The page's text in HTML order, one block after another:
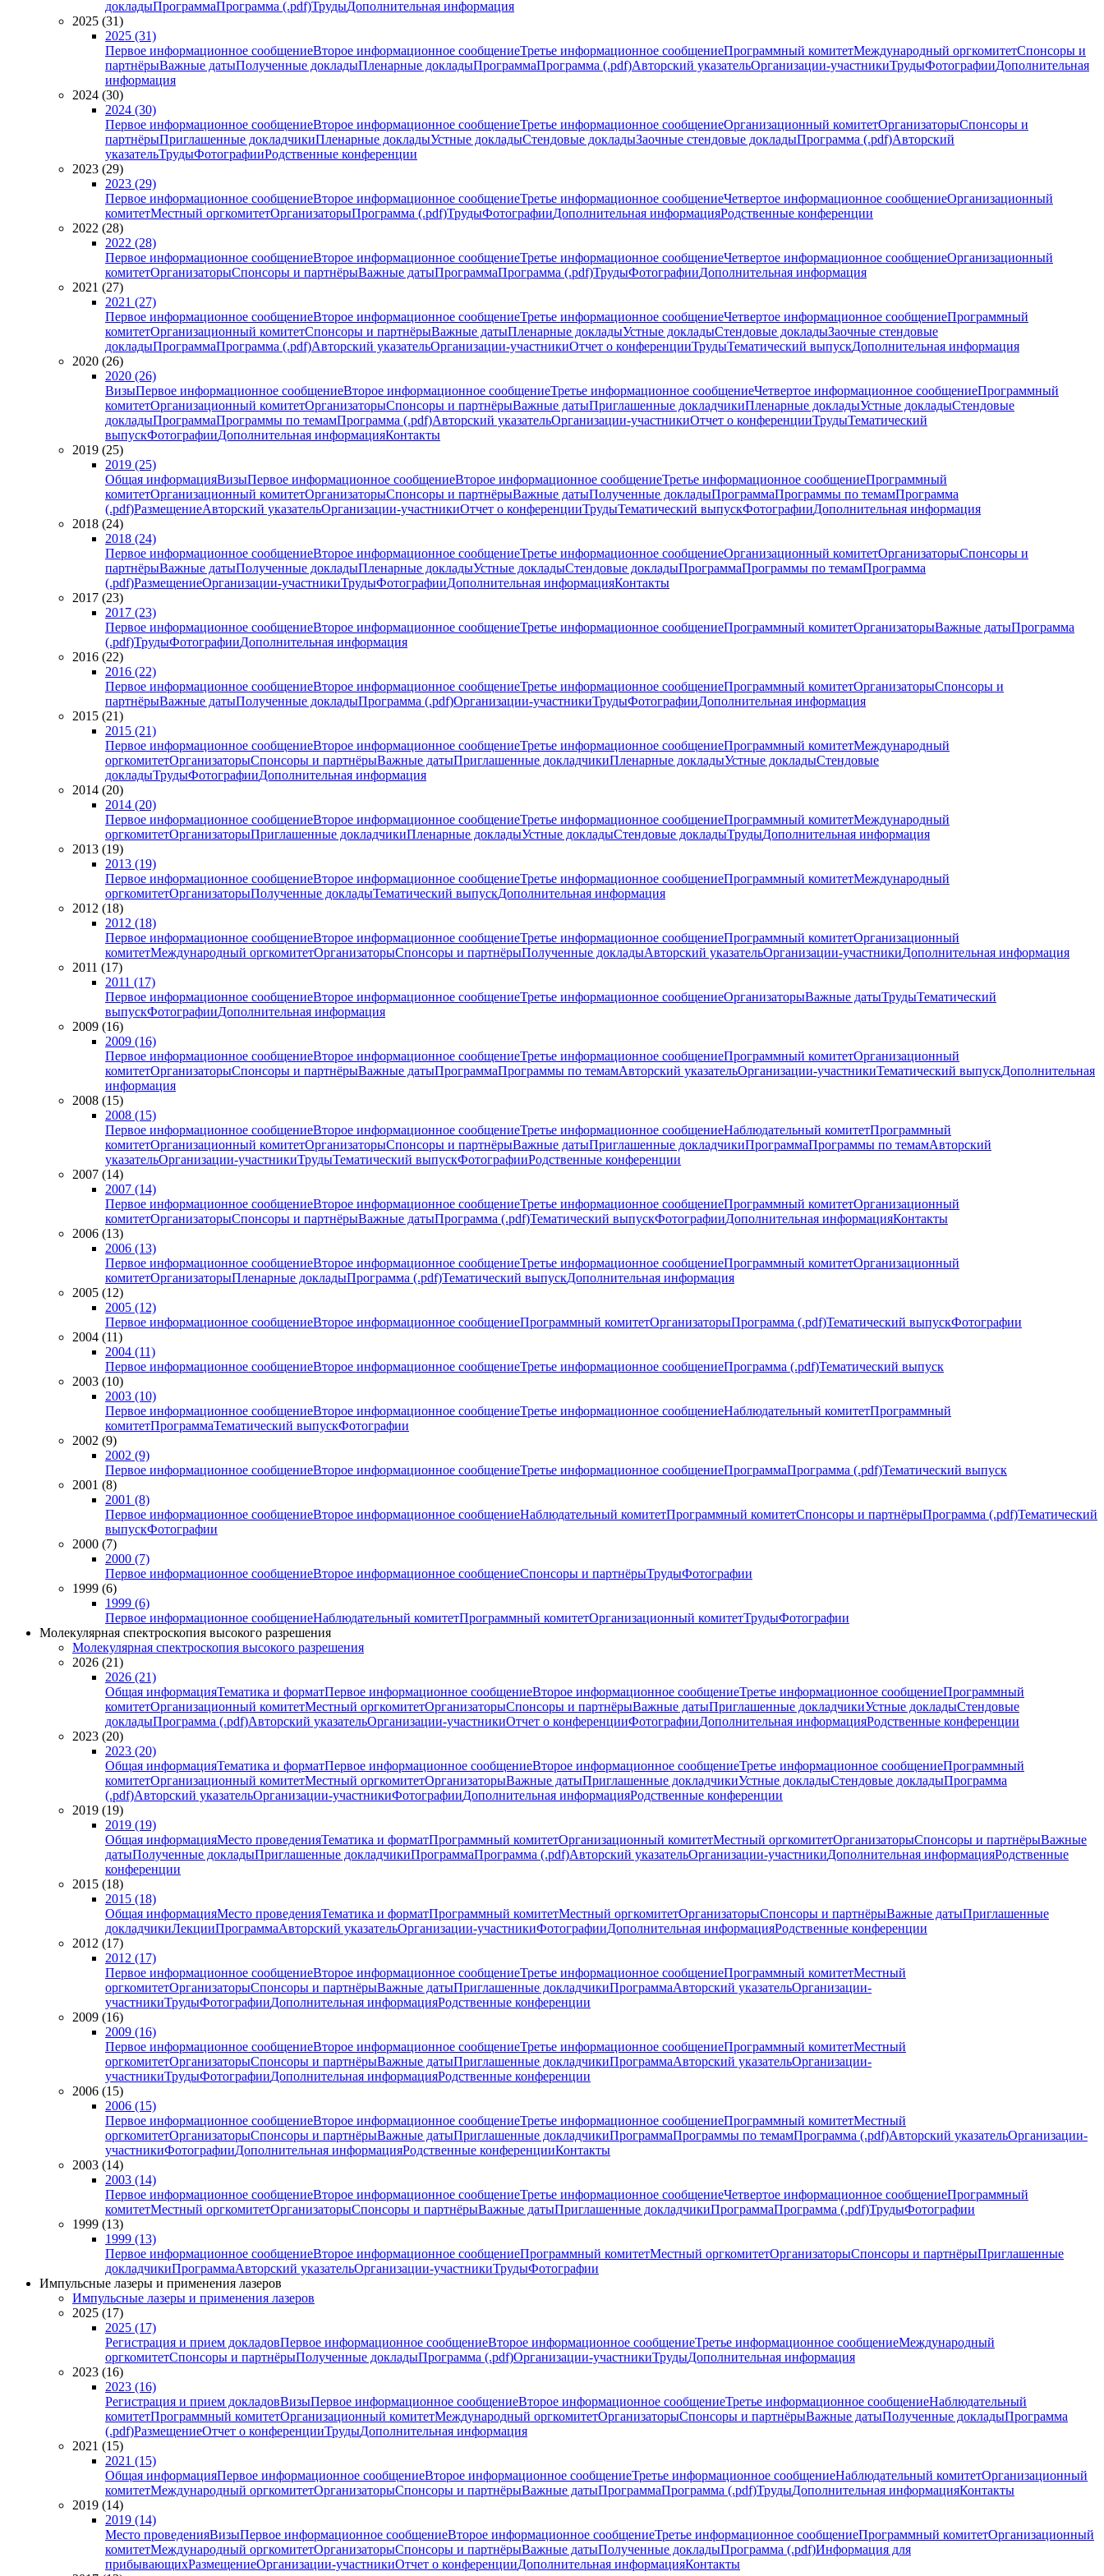
докладыПрограммаПрограмма (.pdf)ТрудыДополнительная информация
2025 (31)
2025 (31)
Первое информационное сообщениеВторое информационное сообщениеТретье информационное сообщениеПрограммный комитетМеждународный оргкомитетСпонсоры и
партнёрыВажные датыПолученные докладыПленарные докладыПрограммаПрограмма (.pdf)Авторский указательОрганизации-участникиТрудыФотографииДополнительная
информация
2024 (30)
2024 (30)
Первое информационное сообщениеВторое информационное сообщениеТретье информационное сообщениеОрганизационный комитетОрганизаторыСпонсоры и
партнёрыПриглашенные докладчикиПленарные докладыУстные докладыСтендовые докладыЗаочные стендовые докладыПрограмма (.pdf)Авторский
указательТрудыФотографииРодственные конференции
2023 (29)
2023 (29)
Первое информационное сообщениеВторое информационное сообщениеТретье информационное сообщениеЧетвертое информационное сообщениеОрганизационный
комитетМестный оргкомитетОрганизаторыПрограмма (.pdf)ТрудыФотографииДополнительная информацияРодственные конференции
2022 (28)
2022 (28)
Первое информационное сообщениеВторое информационное сообщениеТретье информационное сообщениеЧетвертое информационное сообщениеОрганизационный
комитетОрганизаторыСпонсоры и партнёрыВажные датыПрограммаПрограмма (.pdf)ТрудыФотографииДополнительная информация
2021 (27)
2021 (27)
Первое информационное сообщениеВторое информационное сообщениеТретье информационное сообщениеЧетвертое информационное сообщениеПрограммный
комитетОрганизационный комитетСпонсоры и партнёрыВажные датыПленарные докладыУстные докладыСтендовые докладыЗаочные стендовые
докладыПрограммаПрограмма (.pdf)Авторский указательОрганизации-участникиОтчет о конференцииТрудыТематический выпускДополнительная информация
2020 (26)
2020 (26)
ВизыПервое информационное сообщениеВторое информационное сообщениеТретье информационное сообщениеЧетвертое информационное сообщениеПрограммный
комитетОрганизационный комитетОрганизаторыСпонсоры и партнёрыВажные датыПриглашенные докладчикиПленарные докладыУстные докладыСтендовые
докладыПрограммаПрограммы по темамПрограмма (.pdf)Авторский указательОрганизации-участникиОтчет о конференцииТрудыТематический
выпускФотографииДополнительная информацияКонтакты
2019 (25)
2019 (25)
Общая информацияВизыПервое информационное сообщениеВторое информационное сообщениеТретье информационное сообщениеПрограммный
комитетОрганизационный комитетОрганизаторыСпонсоры и партнёрыВажные датыПолученные докладыПрограммаПрограммы по темамПрограмма
(.pdf)РазмещениеАвторский указательОрганизации-участникиОтчет о конференцииТрудыТематический выпускФотографииДополнительная информация
2018 (24)
2018 (24)
Первое информационное сообщениеВторое информационное сообщениеТретье информационное сообщениеОрганизационный комитетОрганизаторыСпонсоры и
партнёрыВажные датыПолученные докладыПленарные докладыУстные докладыСтендовые докладыПрограммаПрограммы по темамПрограмма
(.pdf)РазмещениеОрганизации-участникиТрудыФотографииДополнительная информацияКонтакты
2017 (23)
2017 (23)
Первое информационное сообщениеВторое информационное сообщениеТретье информационное сообщениеПрограммный комитетОрганизаторыВажные датыПрограмма
(.pdf)ТрудыФотографииДополнительная информация
2016 (22)
2016 (22)
Первое информационное сообщениеВторое информационное сообщениеТретье информационное сообщениеПрограммный комитетОрганизаторыСпонсоры и
партнёрыВажные датыПолученные докладыПрограмма (.pdf)Организации-участникиТрудыФотографииДополнительная информация
2015 (21)
2015 (21)
Первое информационное сообщениеВторое информационное сообщениеТретье информационное сообщениеПрограммный комитетМеждународный
оргкомитетОрганизаторыСпонсоры и партнёрыВажные датыПриглашенные докладчикиПленарные докладыУстные докладыСтендовые
докладыТрудыФотографииДополнительная информация
2014 (20)
2014 (20)
Первое информационное сообщениеВторое информационное сообщениеТретье информационное сообщениеПрограммный комитетМеждународный
оргкомитетОрганизаторыПриглашенные докладчикиПленарные докладыУстные докладыСтендовые докладыТрудыДополнительная информация
2013 (19)
2013 (19)
Первое информационное сообщениеВторое информационное сообщениеТретье информационное сообщениеПрограммный комитетМеждународный
оргкомитетОрганизаторыПолученные докладыТематический выпускДополнительная информация
2012 (18)
2012 (18)
Первое информационное сообщениеВторое информационное сообщениеТретье информационное сообщениеПрограммный комитетОрганизационный
комитетМеждународный оргкомитетОрганизаторыСпонсоры и партнёрыПолученные докладыАвторский указательОрганизации-участникиДополнительная информация
2011 (17)
2011 (17)
Первое информационное сообщениеВторое информационное сообщениеТретье информационное сообщениеОрганизаторыВажные датыТрудыТематический
выпускФотографииДополнительная информация
2009 (16)
2009 (16)
Первое информационное сообщениеВторое информационное сообщениеТретье информационное сообщениеПрограммный комитетОрганизационный
комитетОрганизаторыСпонсоры и партнёрыВажные датыПрограммаПрограммы по темамАвторский указательОрганизации-участникиТематический выпускДополнительная
информация
2008 (15)
2008 (15)
Первое информационное сообщениеВторое информационное сообщениеТретье информационное сообщениеНаблюдательный комитетПрограммный
комитетОрганизационный комитетОрганизаторыСпонсоры и партнёрыВажные датыПриглашенные докладчикиПрограммаПрограммы по темамАвторский
указательОрганизации-участникиТрудыТематический выпускФотографииРодственные конференции
2007 (14)
2007 (14)
Первое информационное сообщениеВторое информационное сообщениеТретье информационное сообщениеПрограммный комитетОрганизационный
комитетОрганизаторыСпонсоры и партнёрыВажные датыПрограмма (.pdf)Тематический выпускФотографииДополнительная информацияКонтакты
2006 (13)
2006 (13)
Первое информационное сообщениеВторое информационное сообщениеТретье информационное сообщениеПрограммный комитетОрганизационный
комитетОрганизаторыПленарные докладыПрограмма (.pdf)Тематический выпускДополнительная информация
2005 (12)
2005 (12)
Первое информационное сообщениеВторое информационное сообщениеПрограммный комитетОрганизаторыПрограмма (.pdf)Тематический выпускФотографии
2004 (11)
2004 (11)
Первое информационное сообщениеВторое информационное сообщениеТретье информационное сообщениеПрограмма (.pdf)Тематический выпуск
2003 (10)
2003 (10)
Первое информационное сообщениеВторое информационное сообщениеТретье информационное сообщениеНаблюдательный комитетПрограммный
комитетПрограммаТематический выпускФотографии
2002 (9)
2002 (9)
Первое информационное сообщениеВторое информационное сообщениеТретье информационное сообщениеПрограммаПрограмма (.pdf)Тематический выпуск
2001 (8)
2001 (8)
Первое информационное сообщениеВторое информационное сообщениеНаблюдательный комитетПрограммный комитетСпонсоры и партнёрыПрограмма (.pdf)Тематический
выпускФотографии
2000 (7)
2000 (7)
Первое информационное сообщениеВторое информационное сообщениеСпонсоры и партнёрыТрудыФотографии
1999 (6)
1999 (6)
Первое информационное сообщениеНаблюдательный комитетПрограммный комитетОрганизационный комитетТрудыФотографии
Молекулярная спектроскопия высокого разрешения
Молекулярная спектроскопия высокого разрешения
2026 (21)
2026 (21)
Общая информацияТематика и форматПервое информационное сообщениеВторое информационное сообщениеТретье информационное сообщениеПрограммный
комитетОрганизационный комитетМестный оргкомитетОрганизаторыСпонсоры и партнёрыВажные датыПриглашенные докладчикиУстные докладыСтендовые
докладыПрограмма (.pdf)Авторский указательОрганизации-участникиОтчет о конференцииФотографииДополнительная информацияРодственные конференции
2023 (20)
2023 (20)
Общая информацияТематика и форматПервое информационное сообщениеВторое информационное сообщениеТретье информационное сообщениеПрограммный
комитетОрганизационный комитетМестный оргкомитетОрганизаторыВажные датыПриглашенные докладчикиУстные докладыСтендовые докладыПрограмма
(.pdf)Авторский указательОрганизации-участникиФотографииДополнительная информацияРодственные конференции
2019 (19)
2019 (19)
Общая информацияМесто проведенияТематика и форматПрограммный комитетОрганизационный комитетМестный оргкомитетОрганизаторыСпонсоры и партнёрыВажные
датыПолученные докладыПриглашенные докладчикиПрограммаПрограмма (.pdf)Авторский указательОрганизации-участникиДополнительная информацияРодственные
конференции
2015 (18)
2015 (18)
Общая информацияМесто проведенияТематика и форматПрограммный комитетМестный оргкомитетОрганизаторыСпонсоры и партнёрыВажные датыПриглашенные
докладчикиЛекцииПрограммаАвторский указательОрганизации-участникиФотографииДополнительная информацияРодственные конференции
2012 (17)
2012 (17)
Первое информационное сообщениеВторое информационное сообщениеТретье информационное сообщениеПрограммный комитетМестный
оргкомитетОрганизаторыСпонсоры и партнёрыВажные датыПриглашенные докладчикиПрограммаАвторский указательОрганизации-
участникиТрудыФотографииДополнительная информацияРодственные конференции
2009 (16)
2009 (16)
Первое информационное сообщениеВторое информационное сообщениеТретье информационное сообщениеПрограммный комитетМестный
оргкомитетОрганизаторыСпонсоры и партнёрыВажные датыПриглашенные докладчикиПрограммаАвторский указательОрганизации-
участникиТрудыФотографииДополнительная информацияРодственные конференции
2006 (15)
2006 (15)
Первое информационное сообщениеВторое информационное сообщениеТретье информационное сообщениеПрограммный комитетМестный
оргкомитетОрганизаторыСпонсоры и партнёрыВажные датыПриглашенные докладчикиПрограммаПрограммы по темамПрограмма (.pdf)Авторский указательОрганизации-
участникиФотографииДополнительная информацияРодственные конференцииКонтакты
2003 (14)
2003 (14)
Первое информационное сообщениеВторое информационное сообщениеТретье информационное сообщениеЧетвертое информационное сообщениеПрограммный
комитетМестный оргкомитетОрганизаторыСпонсоры и партнёрыВажные датыПриглашенные докладчикиПрограммаПрограмма (.pdf)ТрудыФотографии
1999 (13)
1999 (13)
Первое информационное сообщениеВторое информационное сообщениеПрограммный комитетМестный оргкомитетОрганизаторыСпонсоры и партнёрыПриглашенные
докладчикиПрограммаАвторский указательОрганизации-участникиТрудыФотографии
Импульсные лазеры и применения лазеров
Импульсные лазеры и применения лазеров
2025 (17)
2025 (17)
Регистрация и прием докладовПервое информационное сообщениеВторое информационное сообщениеТретье информационное сообщениеМеждународный
оргкомитетСпонсоры и партнёрыПолученные докладыПрограмма (.pdf)Организации-участникиТрудыДополнительная информация
2023 (16)
2023 (16)
Регистрация и прием докладовВизыПервое информационное сообщениеВторое информационное сообщениеТретье информационное сообщениеНаблюдательный
комитетПрограммный комитетОрганизационный комитетМеждународный оргкомитетОрганизаторыСпонсоры и партнёрыВажные датыПолученные докладыПрограмма
(.pdf)РазмещениеОтчет о конференцииТрудыДополнительная информация
2021 (15)
2021 (15)
Общая информацияПервое информационное сообщениеВторое информационное сообщениеТретье информационное сообщениеНаблюдательный комитетОрганизационный
комитетМеждународный оргкомитетОрганизаторыСпонсоры и партнёрыВажные датыПрограммаПрограмма (.pdf)ТрудыДополнительная информацияКонтакты
2019 (14)
2019 (14)
Место проведенияВизыПервое информационное сообщениеВторое информационное сообщениеТретье информационное сообщениеПрограммный комитетОрганизационный
комитетМеждународный оргкомитетОрганизаторыСпонсоры и партнёрыВажные датыПолученные докладыПрограмма (.pdf)Информация для
прибывающихРазмещениеОрганизации-участникиОтчет о конференцииДополнительная информацияКонтакты